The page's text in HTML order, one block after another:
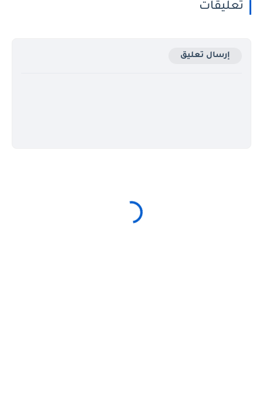
تعليقات
إرسال تعليق